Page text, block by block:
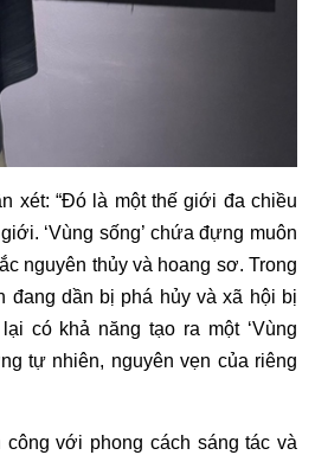
xét: “Đó là một thế giới đa chiều
‘Vùng sống’ chứa đựng muôn
nguyên thủy và hoang sơ. Trong
đang dần bị phá hủy và xã hội bị
có khả năng tạo ra một ‘Vùng
tự nhiên, nguyên vẹn của riêng
công với phong cách sáng tác và